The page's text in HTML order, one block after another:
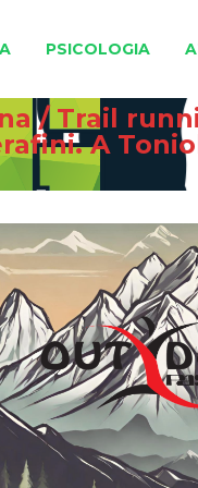
PSICOLOGIA
/ Trail
A